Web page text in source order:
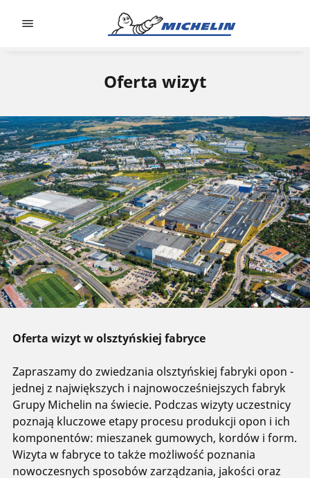
Oferta wizyt
Oferta wizyt w olsztyńskiej fabryce
Zapraszamy do zwiedzania olsztyńskiej fabryki opon -
jednej z największych i najnowocześniejszych fabryk
Grupy Michelin na świecie. Podczas wizyty uczestnicy
poznają kluczowe etapy procesu produkcji opon i ich
komponentów: mieszanek gumowych, kordów i form.
Wizyta w fabryce to także możliwość poznania
nowoczesnych sposobów zarządzania, jakości oraz